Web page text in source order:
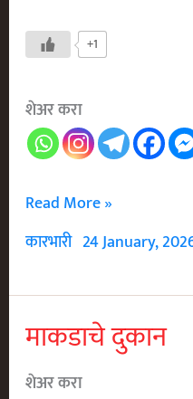
+1
शेअर करा
पडू
आजारी
Read More »
कारभारी 24 January,
माकडाचे दुकान
शेअर करा